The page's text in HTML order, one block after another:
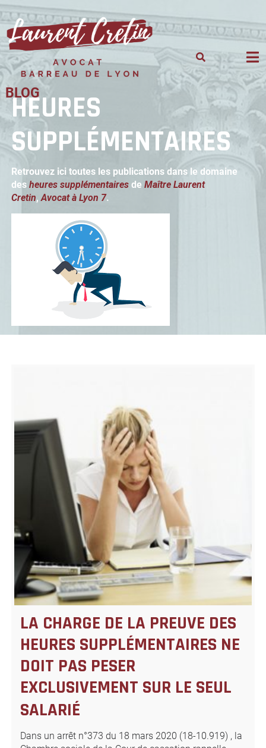
Skip
to
content
BLOG
HEURES
SUPPLÉMENTAIRES
Retrouvez ici toutes les publications dans le domaine
des heures supplémentairesde Maître Laurent
Cretin,Avocat à Lyon 7.
LA CHARGE DE LA PREUVE DES
HEURES SUPPLÉMENTAIRES NE
DOIT PAS PESER
EXCLUSIVEMENT SUR LE SEUL
SALARIÉ
Dans un arrêt n°373 du 18 mars 2020 (18-10.919) , la